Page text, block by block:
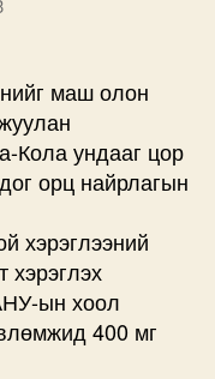
маш олон
Кола ундааг цор
орц найрлагын
хэрэглээний
хэрэглэх
ын хоол
400 мг